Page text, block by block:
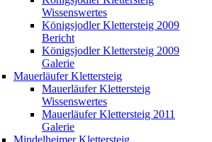
Wissenswertes
Königsjodler Klettersteig 2009
Bericht
Königsjodler Klettersteig 2009
Galerie
Mauerläufer Klettersteig
Mauerläufer Klettersteig
Wissenswertes
Mauerläufer Klettersteig 2011
Galerie
Mindelheimer Klettersteig